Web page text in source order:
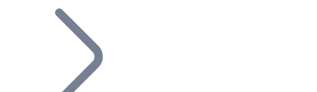
Bitcoin